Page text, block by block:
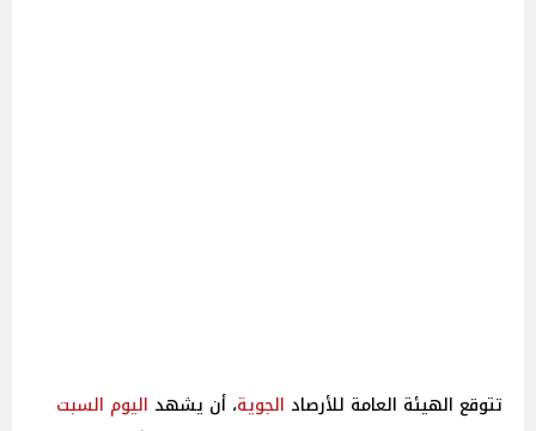
تتوقع الهيئة العامة للأرصاد الجوية، أن يشهد اليوم السبت